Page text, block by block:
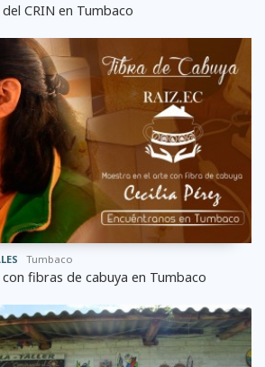
CRIN en Tumbaco
Tumbaco
fibras de cabuya en Tumbaco